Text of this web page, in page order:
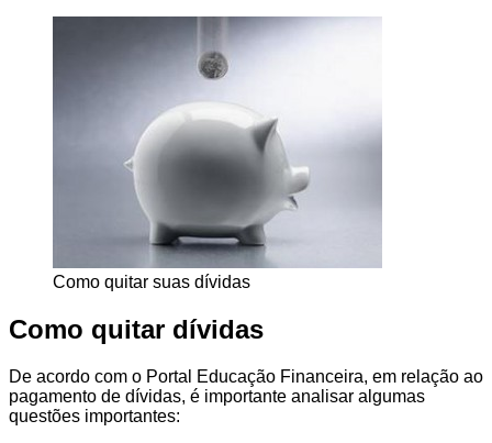
Como quitar suas dívidas
Como quitar dívidas
De acordo com o Portal Educação Financeira, em relação ao
pagamento de dívidas, é importante analisar algumas
questões importantes: